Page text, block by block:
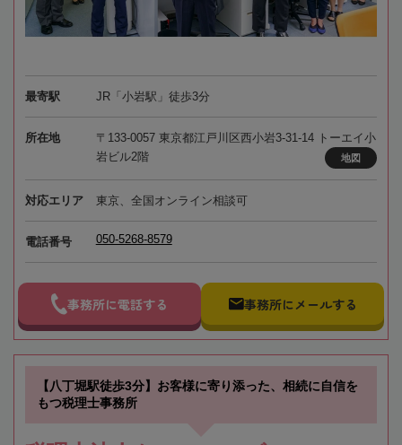
最寄駅 JR「小岩駅」徒歩3分
所在地
〒133-0057 東京都江戸川区西小岩3-31-14 トーエイ小
岩ビル2階
地図
対応エリア 東京、全国オンライン相談可
電話番号 050-5268-8579
事務所に電話する 事務所にメールする
【八丁堀駅徒歩3分】お客様に寄り添った、相続に自信を
もつ税理士事務所